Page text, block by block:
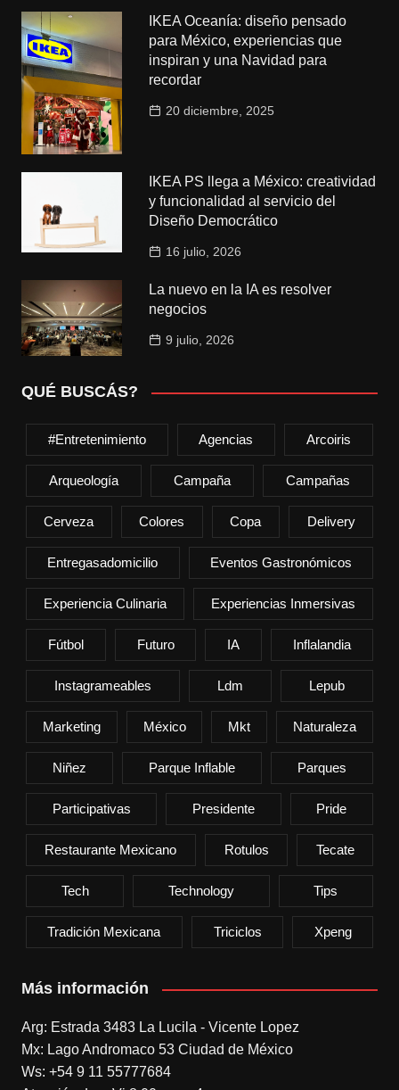
IKEA Oceanía: diseño pensado
para México, experiencias que
inspiran y una Navidad para
recordar
20 diciembre, 2025
IKEA PS llega a México: creatividad
y funcionalidad al servicio del
Diseño Democrático
16 julio, 2026
La nuevo en la IA es resolver
negocios
9 julio, 2026
QUÉ BUSCÁS?
#entretenimiento Agencias Arcoiris
Arqueología Campaña Campañas
Cerveza Colores Copa Delivery
Entregasadomicilio Eventos Gastronómicos
Experiencia Culinaria Experiencias Inmersivas
Fútbol Futuro IA Inflalandia
Instagrameables Ldm Lepub
Marketing México Mkt Naturaleza
Niñez Parque Inflable Parques
Participativas Presidente Pride
Restaurante Mexicano Rotulos Tecate
Tech Technology Tips
Tradición Mexicana Triciclos Xpeng
Más información
Arg: Estrada 3483 La Lucila - Vicente Lopez
Mx: Lago Andromaco 53 Ciudad de México
Ws: +54 9 11 55777684